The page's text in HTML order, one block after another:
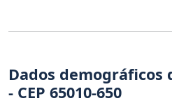
Dados demográficos
- CEP 65010-650